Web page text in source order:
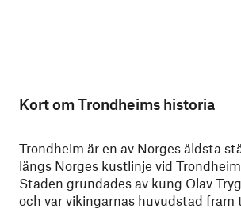
Kort om Trondheims historia
Trondheim är en av Norges äldsta
längs Norges kustlinje vid
Staden grundades av kung Olav
och var vikingarnas huvudstad fram